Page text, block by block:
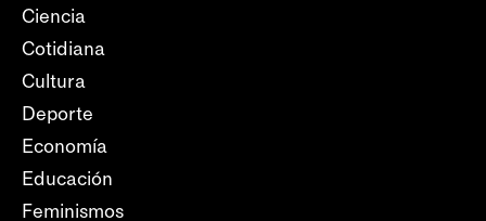
Ciencia
Cotidiana
Cultura
Deporte
Economía
Educación
Feminismos